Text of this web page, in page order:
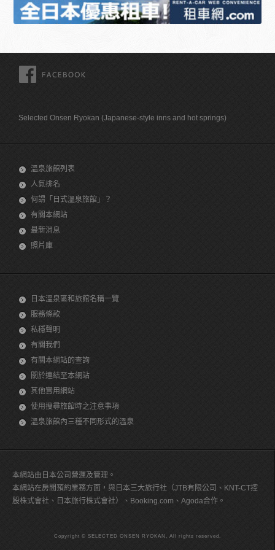
Selected Onsen Ryokan (Japanese-style inns and hot springs)
溫泉旅館列表
人氣排名
何謂「日式溫泉旅館」？
有關本網站
最新消息
照片庫
日本溫泉區和旅館名稱一覽
服務條款
私穩聲明
有關我們
有關本網站的查詢
關於連結至本網站
其他實用網站
使用搜尋旅館時之注意事項
溫泉旅館內三種不同形式的溫泉
本網站由日本公司營運及管理。
本網站在房間預約業務方面，與日本三大旅行社（JTB有限公司、KNT-CT控
股株式會社、日本旅行株式會社）、Booking.com、Agoda合作。
Copyright © SELECTED ONSEN RYOKAN, All rights reserved.